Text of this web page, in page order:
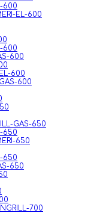
600
EL-600
600
600
600
600
GAS-650
650
650
650
650
700